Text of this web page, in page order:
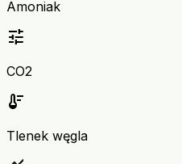
Amoniak
tune
CO2
thermostat
Tlenek węgla